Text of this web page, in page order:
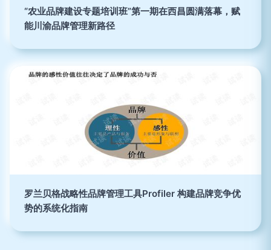
“农业品牌建设专题培训班”第一期在西昌圆满落幕，赋
能川渝品牌管理新路径
罗兰贝格战略性品牌管理工具Profiler 构建品牌竞争优
势的系统化指南